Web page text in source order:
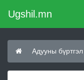
Ugshil.mn
Адууны бүртгэл